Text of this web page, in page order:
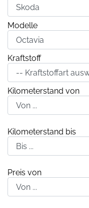
Modelle
Kraftstoff
Kilometerstand von
Kilometerstand bis
Preis von